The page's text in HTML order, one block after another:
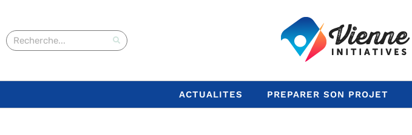
ACTUALITES PREPARER SON PROJET